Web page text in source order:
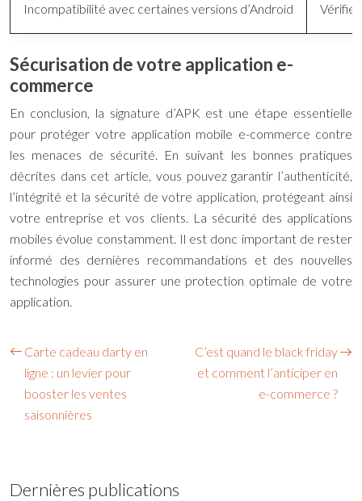
Incompatibilité avec certaines versions d’Android
Sécurisation de votre application e-
commerce
En conclusion, la signature d’APK est une étape essentielle
pour protéger votre application mobile e-commerce contre
les menaces de sécurité. En suivant les bonnes pratiques
décrites dans cet article, vous pouvez garantir l’authenticité,
l’intégrité et la sécurité de votre application, protégeant ainsi
votre entreprise et vos clients. La sécurité des applications
mobiles évolue constamment. Il est donc important de rester
informé des dernières recommandations et des nouvelles
technologies pour assurer une protection optimale de votre
application.
Carte cadeau darty en
ligne : un levier pour
booster les ventes
saisonnières
C’est quand le black friday
et comment l’anticiper en
e-commerce ?
Dernières publications